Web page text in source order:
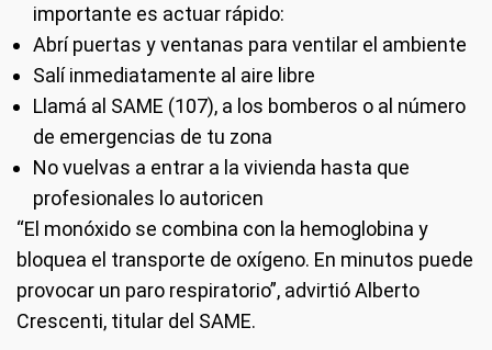
importante es actuar rápido:
Abrí puertas y ventanas para ventilar el ambiente
Salí inmediatamente al aire libre
Llamá al SAME (107), a los bomberos o al número
de emergencias de tu zona
No vuelvas a entrar a la vivienda hasta que
profesionales lo autoricen
“El monóxido se combina con la hemoglobina y
bloquea el transporte de oxígeno. En minutos puede
provocar un paro respiratorio”, advirtió Alberto
Crescenti, titular del SAME.